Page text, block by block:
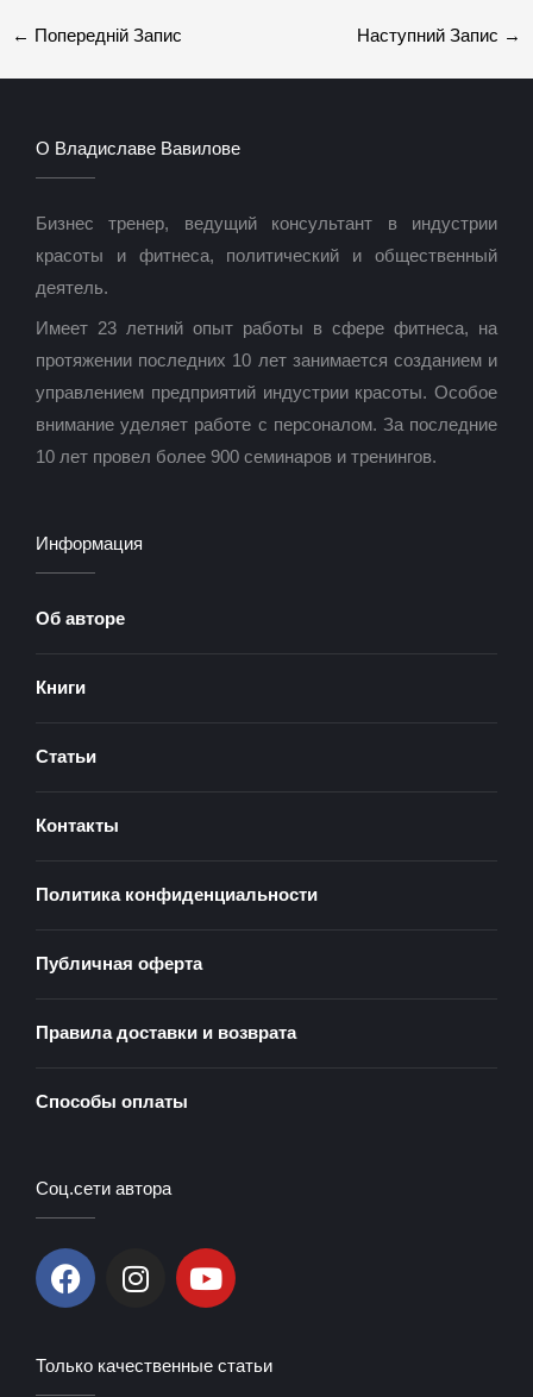
← Попередній Запис Наступний Запис →
О Владиславе Вавилове
Бизнес тренер, ведущий консультант в индустрии
красоты и фитнеса, политический и общественный
деятель.
Имеет 23 летний опыт работы в сфере фитнеса, на
протяжении последних 10 лет занимается созданием и
управлением предприятий индустрии красоты. Особое
внимание уделяет работе с персоналом. За последние
10 лет провел более 900 семинаров и тренингов.
Информация
Об авторе
Книги
Статьи
Контакты
Политика конфиденциальности
Публичная оферта
Правила доставки и возврата
Способы оплаты
Соц.сети автора
F
a
b
I
n
a
Y
o
u
Только качественные статьи